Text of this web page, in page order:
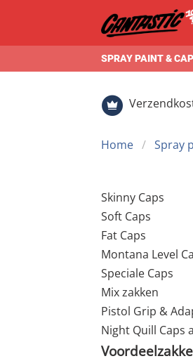
SPRAY PAINT &
Home Spray
Skinny Caps
Soft Caps
Fat Caps
Montana Level
Speciale Caps
Mix zakken
Pistol Grip &
Night Quill Caps